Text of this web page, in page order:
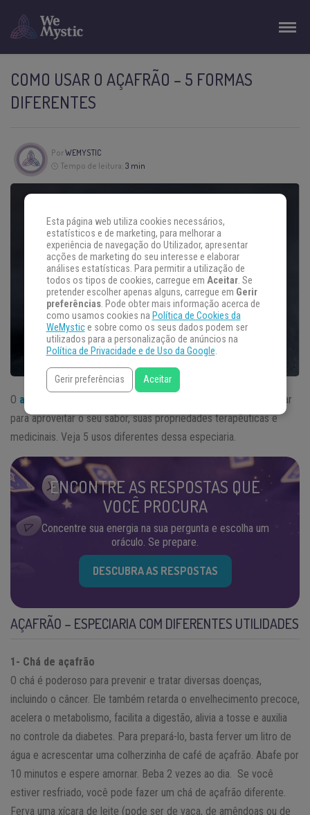
COMO USAR O AÇAFRÃO – 5 FORMAS
DIFERENTES
PorWEMYSTIC
Tempo de leitura: 3 min
O açafrão
possui inúmeros usos diferentes que você pode optar
para aproveitar o seu sabor, suas propriedades terapêuticas e
medicinais. Veja 5 usos diferentes dessa especiaria.
ENCONTRE AS RESPOSTAS QUE
VOCÊ PROCURA
Concentre sua energia na sua pergunta e escolha um
oráculo. Se prepare.
DESCUBRA AS RESPOSTAS
AÇAFRÃO – ESPECIARIA COM DIFERENTES UTILIDADES
1- Chá de açafrão
O chá é poderoso para prevenir e tratar diversas doenças,
incluindo o câncer. Ele também retarda o envelhecimento precoce,
acelera o metabolismo, facilita a digestão, alivia a tosse e auxilia
no controle da diabetes. Para prepará-lo, basta ferver um litro de
água e acrescentar uma colherzinha de café de açafrão. Abafe por
10 minutos e espere amornar. Beba 2 vezes ao dia. Se você
estiver resfriado, você pode fazer um chá de açafrão diferente.
Ferva uma xícara de leite (pode ser de vaca, de amêndoas ou de
Esta página web utiliza cookies necessários,
estatísticos e de marketing, para melhorar a
experiência de navegação do Utilizador, apresentar
acções de marketing do seu interesse e elaborar
análises estatísticas. Para permitir a utilização de
todos os tipos de cookies, carregue em Aceitar. Se
pretender escolher apenas alguns, carregue em Gerir
preferências. Pode obter mais informação acerca de
como usamos cookies na Política de Cookies da
WeMystice sobre como os seus dados podem ser
utilizados para a personalização de anúncios na
Política de Privacidade e de Uso da Google.
Gerir preferências Aceitar